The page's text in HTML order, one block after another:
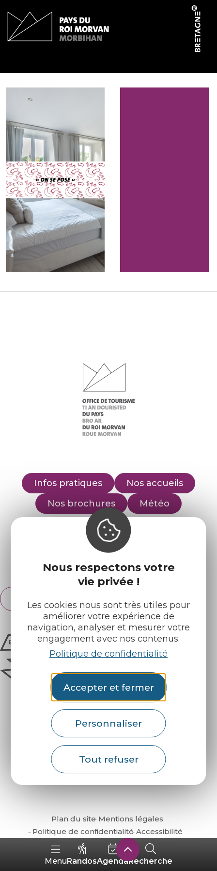
Nous respectons votre
vie privée !
Les cookies nous sont très utiles pour
améliorer votre expérience de
navigation, analyser et mesurer votre
engagement avec nos contenus.
Politique de confidentialité
Accepter et fermer
Personnaliser
Tout refuser
MenuRandosAgendaRecherche
Infos pratiques
Nos accueils
Nos brochures
Météo
Retrouvez-nous sur :
Espace pro Partenaires
Français
English
Comment venir ?
Plan du site Mentions légales
Politique de confidentialité Accessibilité